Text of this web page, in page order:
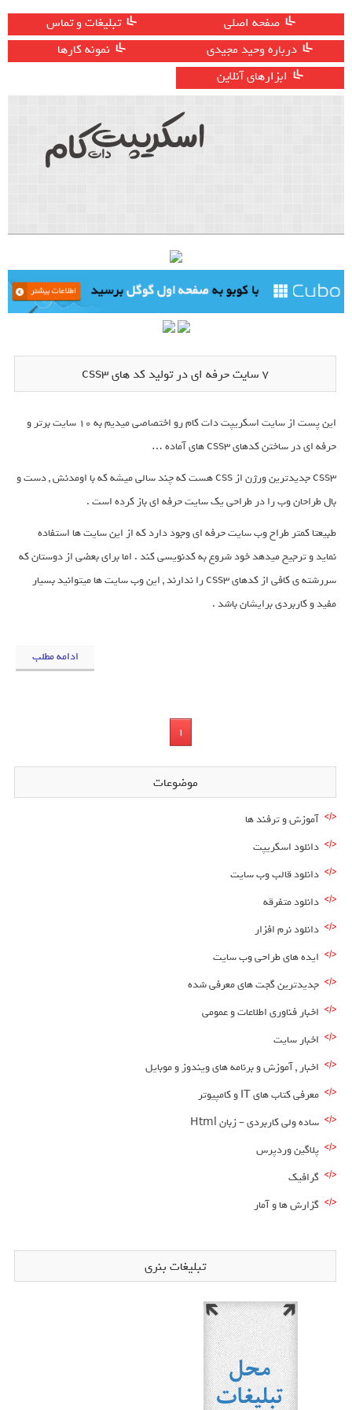
صفحه اصلی
تبلیغات و تماس
درباره وحید مجیدی
نمونه کارها
ابزارهای آنلاین
7 سایت حرفه ای در تولید کد های css3
این پست از سایت اسکریپت دات کام رو اختصاصی میدیم به 10 سایت برتر و
حرفه ای در ساختن کدهای css3 های آماده …
css3 جدیدترین ورژن از css هست که چند سالی میشه که با اومدنش , دست و
بال طراحان وب را در طراحی یک سایت حرفه ای باز کرده است .
طبیعتا کمتر طراح وب سایت حرفه ای وجود دارد که از این سایت ها استفاده
نماید و ترجیح میدهد خود شروع به کدنویسی کند . اما برای بعضی از دوستان که
سررشته ی کافی از کدهای css3 را ندارند , این وب سایت ها میتوانید بسیار
مفید و کاربردی برایشان باشد .
ادامه مطلب
1
موضوعات
آموزش و ترفند ها
دانلود اسکریپت
دانلود قالب وب سایت
دانلود متفرقه
دانلود نرم افزار
ایده های طراحی وب سایت
جدیدترین گجت های معرفی شده
اخبار فناوری اطلاعات و عمومی
اخبار سایت
اخبار , آموزش و برنامه های ویندوز و موبایل
معرفی کتاب های IT و کامپیوتر
ساده ولی کاربردی – زبان Html
پلاگین وردپرس
گرافیک
گزارش ها و آمار
تبلیغات بنری